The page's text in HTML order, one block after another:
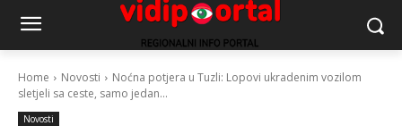
Home Novosti
Noćna potjera u Tuzli: Lopovi ukradenim vozilom
sletjeli sa ceste, samo jedan...
Novosti